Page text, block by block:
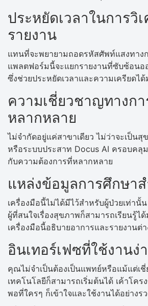
ประหยัดเวลาในการวิ
รายงาน
แทนที่จะพยายามถอดรหัสศัพท์แสงทาง
แพลตฟอร์มนี้จะแยกรายงานที่ซับซ้อนอ
ซึ่งช่วยประหยัดเวลาและความเครียดได้
ความเชี่ยวชาญทางก
หลากหลาย
ไม่จำกัดอยู่แค่สาขาเดียว ไม่ว่าจะเป็น
หรือระบบประสาท Docus AI ครอบคลุ
กับความต้องการที่หลากหลาย
แหล่งข้อมูลการศึกษา
เครื่องมือนี้ไม่ได้มีไว้สำหรับผู้ป่วยเท่า
ผู้ที่สนใจเรื่องสุขภาพก็สามารถเรียนรู้ไ
เครื่องมือนี้อธิบายอาการและรายงานต่า
อินเทอร์เฟซที่ใช้งานง่
คุณไม่จำเป็นต้องเป็นแพทย์หรือแม้แต่เ
เทคโนโลยีก็สามารถเริ่มต้นได้ เค้าโคร
พอที่ใครๆ ก็เข้าใจและใช้งานได้อย่างรว